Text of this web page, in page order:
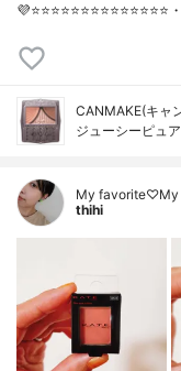
CANMAKE(キャ
ジューシーピュ
My favorite♡My
thihi